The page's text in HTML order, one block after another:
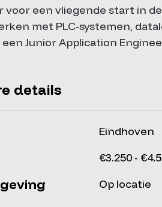
voor een vliegende start in
met PLC-systemen,
een Junior Application
details
Eindhoven
€3.250 -
Op locatie